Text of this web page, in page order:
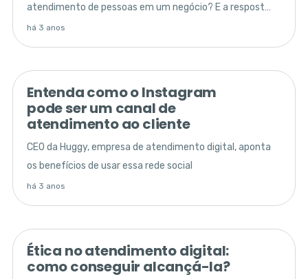
atendimento de pessoas em um negócio? E a resposta
é simples, por meio de uma plataforma de
atendimento digital.
há 3 anos
Entenda como o Instagram
pode ser um canal de
atendimento ao cliente
CEO da Huggy, empresa de atendimento digital, aponta
os benefícios de usar essa rede social
há 3 anos
Ética no atendimento digital:
como conseguir alcançá-la?